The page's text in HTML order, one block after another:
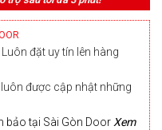
đặt uy tín lên hàng
được cập nhật những
bảo tại Sài Gòn Door Xem